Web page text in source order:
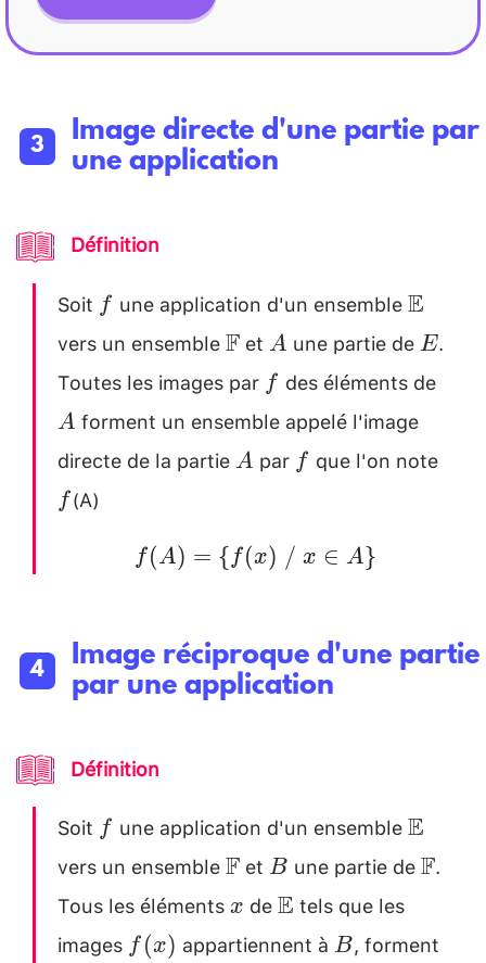
Image directe d'une partie par
une application
Définition
Soit ff une application d'un ensembleE
vers un ensemble\mathbb{F}
FetA
A une partie deE
E.
Toutes les images par ff des éléments deA
A forment un ensemble appelé l'image
directe de la partieA
A par ff que l'on notef
f(A)
f(A)=\
\in
A\}
f (A) = { f(x) / x ∈ A}
Image réciproque d'une partie
par une application
Définition
Soit f
f une application d'un ensembleE
vers un ensemble\mathbb{F}
FetB
B une partie deF.
Tous les élémentsx
x de\mathbb{E}
Etels que les
images f(x)
f (x) appartiennent à B
B, forment